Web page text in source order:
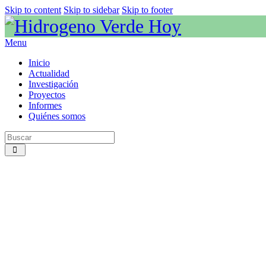
Skip to content Skip to sidebar Skip to footer
Menu
Inicio
Actualidad
Investigación
Proyectos
Informes
Quiénes somos